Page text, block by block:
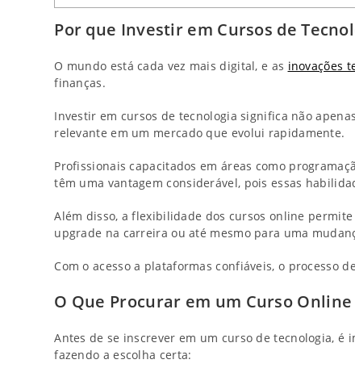
Por que Investir em Cursos de
O mundo está cada vez mais digital, e as inovações
finanças.
Investir em cursos de tecnologia significa não
relevante em um mercado que evolui rapidamente.
Profissionais capacitados em áreas como
têm uma vantagem considerável, pois essas
Além disso, a flexibilidade dos cursos online
upgrade na carreira ou até mesmo para uma
Com o acesso a plataformas confiáveis, o processo
O Que Procurar em um Curso Online
Antes de se inscrever em um curso de tecnologia,
fazendo a escolha certa: